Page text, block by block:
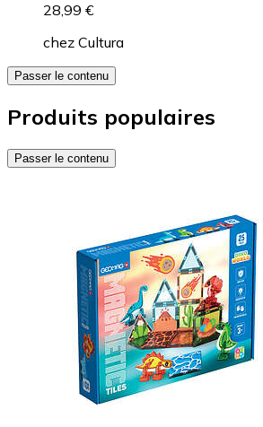
28,99 €
chez Cultura
Passer le contenu
Produits populaires
Passer le contenu